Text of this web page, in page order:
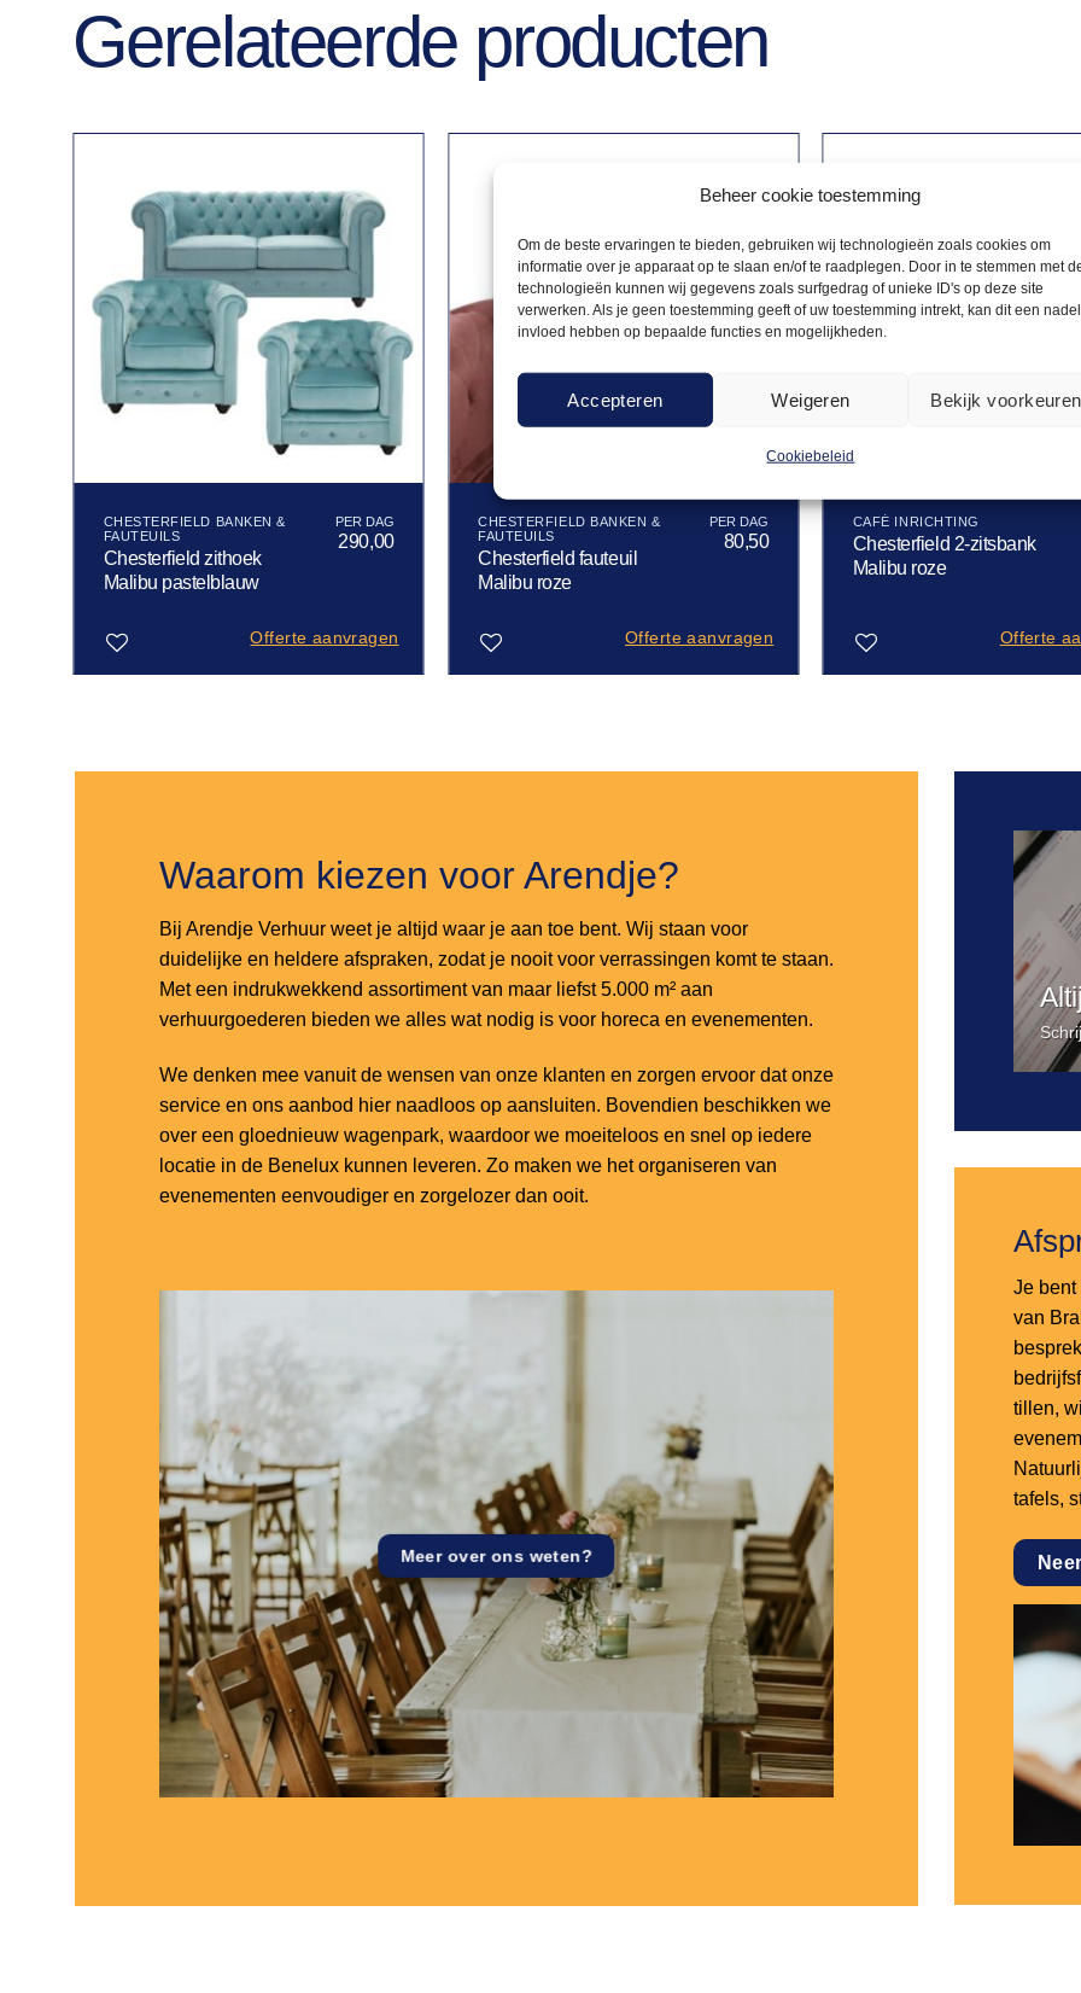
Beheer cookie toestemming
Om de beste ervaringen te bieden, gebruiken wij technologieën zoals cookies om
informatie over je apparaat op te slaan en/of te raadplegen. Door in te stemmen met
technologieën kunnen wij gegevens zoals surfgedrag of unieke ID's op deze site
verwerken. Als je geen toestemming geeft of uw toestemming intrekt, kan dit een
invloed hebben op bepaalde functies en mogelijkheden.
Accepteren Weigeren Bekijk voorkeuren
Cookiebeleid
Gerelateerde producten
CHESTERFIELD BANKEN &
FAUTEUILS
Chesterfield zithoek
Malibu pastelblauw
290,00
Offerte aanvragen
CHESTERFIELD BANKEN &
FAUTEUILS
Chesterfield fauteuil
Malibu roze
80,50
Offerte aanvragen
CAFÉ INRICHTING
Chesterfield 2-zitsbank
Malibu roze
Offerte
Waarom kiezen voor Arendje?
Bij Arendje Verhuur weet je altijd waar je aan toe bent. Wij staan voor
duidelijke en heldere afspraken, zodat je nooit voor verrassingen komt te staan.
Met een indrukwekkend assortiment van maar liefst 5.000 m² aan
verhuurgoederen bieden we alles wat nodig is voor horeca en evenementen.
We denken mee vanuit de wensen van onze klanten en zorgen ervoor dat onze
service en ons aanbod hier naadloos op aansluiten. Bovendien beschikken we
over een gloednieuw wagenpark, waardoor we moeiteloos en snel op iedere
locatie in de Benelux kunnen leveren. Zo maken we het organiseren van
evenementen eenvoudiger en zorgelozer dan ooit.
Meer over ons weten?
Je
van
tillen,
tafels,